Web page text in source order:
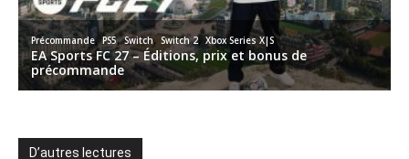
D’autres lectures